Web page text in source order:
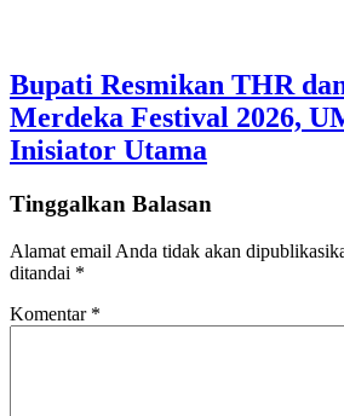
Bupati Resmikan THR
Merdeka Festival 2026,
Inisiator Utama
Tinggalkan Balasan
Alamat email Anda tidak akan
ditandai *
Komentar *